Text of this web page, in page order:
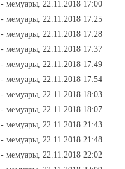
- мемуары, 22.11.2018 17:00
- мемуары, 22.11.2018 17:25
- мемуары, 22.11.2018 17:28
- мемуары, 22.11.2018 17:37
- мемуары, 22.11.2018 17:49
- мемуары, 22.11.2018 17:54
- мемуары, 22.11.2018 18:03
- мемуары, 22.11.2018 18:07
- мемуары, 22.11.2018 21:43
- мемуары, 22.11.2018 21:48
- мемуары, 22.11.2018 22:02